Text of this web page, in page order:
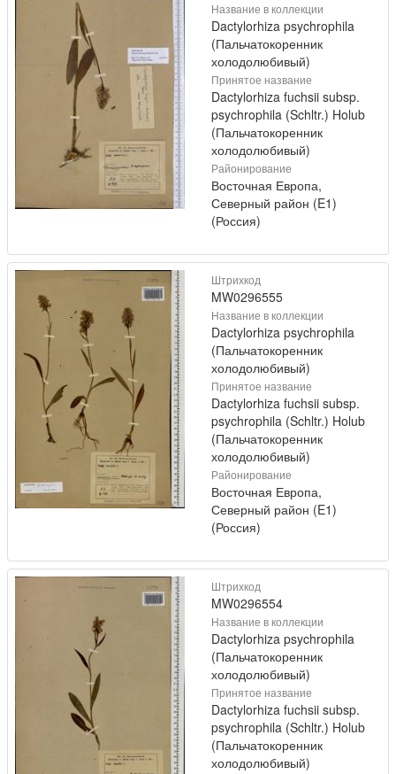
Название в коллекции
Dactylorhiza psychrophila
(Пальчатокоренник
холодолюбивый)
Принятое название
Dactylorhiza fuchsii subsp.
psychrophila (Schltr.) Holub
(Пальчатокоренник
холодолюбивый)
Районирование
Восточная Европа,
Северный район (E1)
(Россия)
Штрихкод
MW0296555
Название в коллекции
Dactylorhiza psychrophila
(Пальчатокоренник
холодолюбивый)
Принятое название
Dactylorhiza fuchsii subsp.
psychrophila (Schltr.) Holub
(Пальчатокоренник
холодолюбивый)
Районирование
Восточная Европа,
Северный район (E1)
(Россия)
Штрихкод
MW0296554
Название в коллекции
Dactylorhiza psychrophila
(Пальчатокоренник
холодолюбивый)
Принятое название
Dactylorhiza fuchsii subsp.
psychrophila (Schltr.) Holub
(Пальчатокоренник
холодолюбивый)